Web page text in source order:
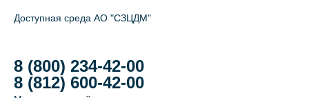
Доступная среда АО "СЗЦДМ"
8 (800) 234-42-00
8 (812) 600-42-00